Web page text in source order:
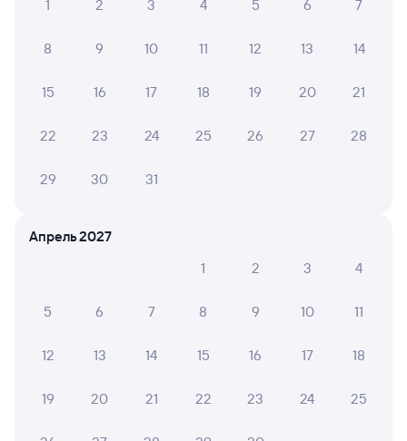
Отели Пыть-Яха
Купить билеты на поезд в Пыть-Ях
1
2 3 4 5 6 7
8 9 10 11 12 13 14
15 16 17 18 19 20 21
22 23 24 25 26 27 28
29 30 31
Апрель 2027
1
2 3 4
5 6 7 8 9 10 11
12 13 14 15 16 17 18
19 20 21 22 23 24 25